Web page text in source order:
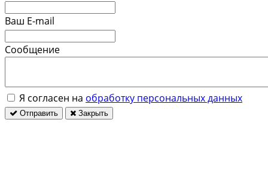
Ваш E-mail
Сообщение
Я согласен на обработку персональных данных
Отправить Закрыть